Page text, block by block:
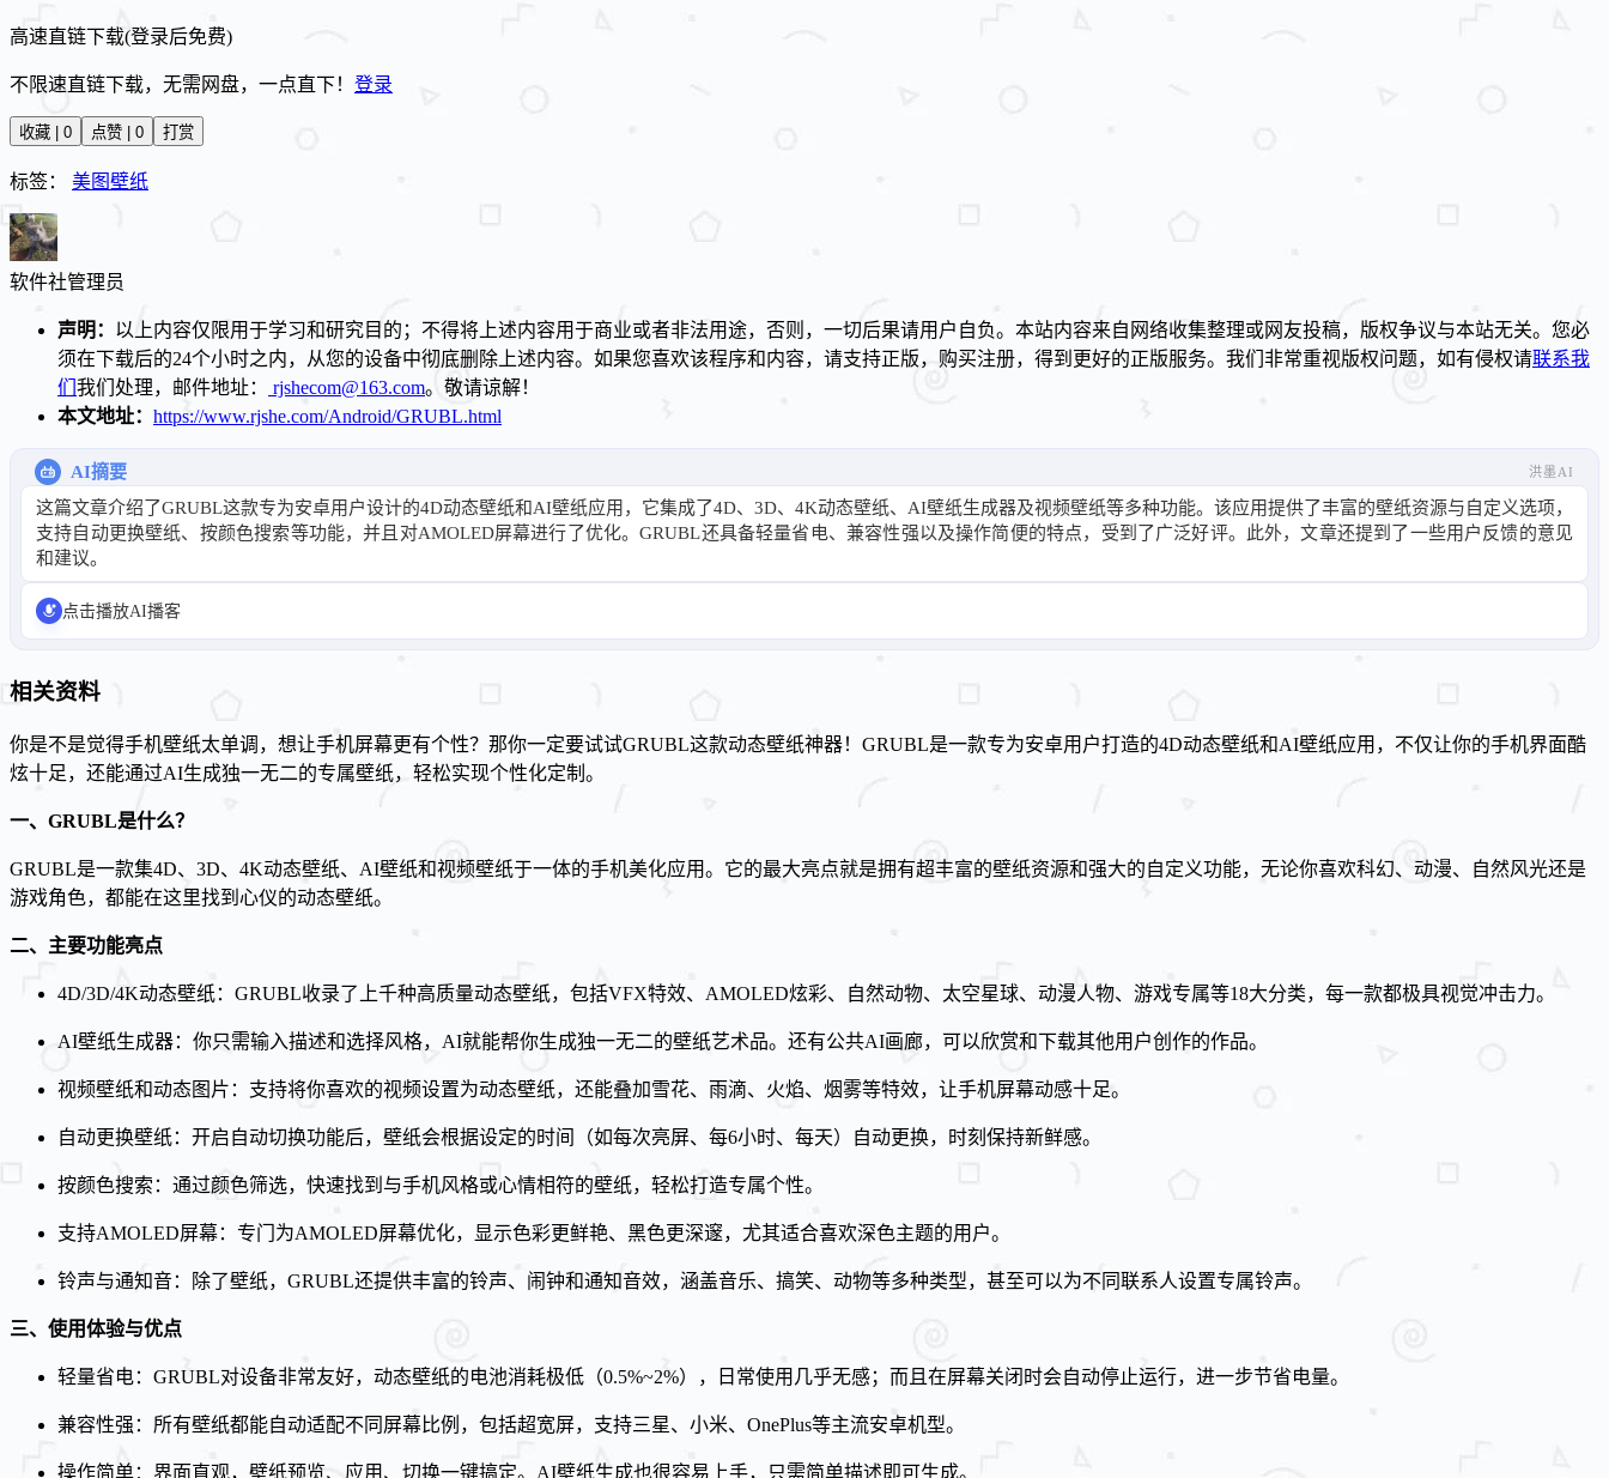
高速直链下载(登录后免费)
不限速直链下载，无需网盘，一点直下！ 登录
收藏 | 0 点赞 | 0 打赏
标签： 美图壁纸
软件社管理员
声明： 以上内容仅限用于学习和研究目的；不得将上述内容用于商业或者非法用途，否则，一切后果请用户自负。本站内容来自网络收集整理或网友投稿，版权争议与本站无关。您必
须在下载后的24个小时之内，从您的设备中彻底删除上述内容。如果您喜欢该程序和内容，请支持正版，购买注册，得到更好的正版服务。我们非常重视版权问题，如有侵权请联系我
们 我们处理，邮件地址： rjshecom@163.com。敬请谅解！
本文地址： https://www.rjshe.com/Android/GRUBL.html
AI摘要 洪墨AI
这篇文章介绍了GRUBL这款专为安卓用户设计的4D动态壁纸和AI壁纸应用，它集成了4D、3D、4K动态壁纸、AI壁纸生成器及视频壁纸等多种功能。该应用提供了丰富的壁纸资源与自定义选项，
支持自动更换壁纸、按颜色搜索等功能，并且对AMOLED屏幕进行了优化。GRUBL还具备轻量省电、兼容性强以及操作简便的特点，受到了广泛好评。此外，文章还提到了一些用户反馈的意见
和建议。
点击播放AI播客
相关资料
你是不是觉得手机壁纸太单调，想让手机屏幕更有个性？那你一定要试试GRUBL这款动态壁纸神器！GRUBL是一款专为安卓用户打造的4D动态壁纸和AI壁纸应用，不仅让你的手机界面酷
炫十足，还能通过AI生成独一无二的专属壁纸，轻松实现个性化定制。
一、GRUBL是什么？
GRUBL是一款集4D、3D、4K动态壁纸、AI壁纸和视频壁纸于一体的手机美化应用。它的最大亮点就是拥有超丰富的壁纸资源和强大的自定义功能，无论你喜欢科幻、动漫、自然风光还是
游戏角色，都能在这里找到心仪的动态壁纸。
二、主要功能亮点
4D/3D/4K动态壁纸：GRUBL收录了上千种高质量动态壁纸，包括VFX特效、AMOLED炫彩、自然动物、太空星球、动漫人物、游戏专属等18大分类，每一款都极具视觉冲击力。
AI壁纸生成器：你只需输入描述和选择风格，AI就能帮你生成独一无二的壁纸艺术品。还有公共AI画廊，可以欣赏和下载其他用户创作的作品。
视频壁纸和动态图片：支持将你喜欢的视频设置为动态壁纸，还能叠加雪花、雨滴、火焰、烟雾等特效，让手机屏幕动感十足。
自动更换壁纸：开启自动切换功能后，壁纸会根据设定的时间（如每次亮屏、每6小时、每天）自动更换，时刻保持新鲜感。
按颜色搜索：通过颜色筛选，快速找到与手机风格或心情相符的壁纸，轻松打造专属个性。
支持AMOLED屏幕：专门为AMOLED屏幕优化，显示色彩更鲜艳、黑色更深邃，尤其适合喜欢深色主题的用户。
铃声与通知音：除了壁纸，GRUBL还提供丰富的铃声、闹钟和通知音效，涵盖音乐、搞笑、动物等多种类型，甚至可以为不同联系人设置专属铃声。
三、使用体验与优点
轻量省电：GRUBL对设备非常友好，动态壁纸的电池消耗极低（0.5%~2%），日常使用几乎无感；而且在屏幕关闭时会自动停止运行，进一步节省电量。
兼容性强：所有壁纸都能自动适配不同屏幕比例，包括超宽屏，支持三星、小米、OnePlus等主流安卓机型。
操作简单：界面直观，壁纸预览、应用、切换一键搞定。AI壁纸生成也很容易上手，只需简单描述即可生成。